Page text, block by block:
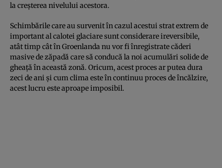
la creşterea nivelului acestora.
Schimbările care au survenit în cazul acestui strat extrem de
important al calotei glaciare sunt considerare ireversibile,
atât timp cât în Groenlanda nu vor fi înregistrate căderi
masive de zăpadă care să conducă la noi acumulări solide de
gheaţă în această zonă. Oricum, acest proces ar putea dura
zeci de ani şi cum clima este în continuu proces de încălzire,
acest lucru este aproape imposibil.